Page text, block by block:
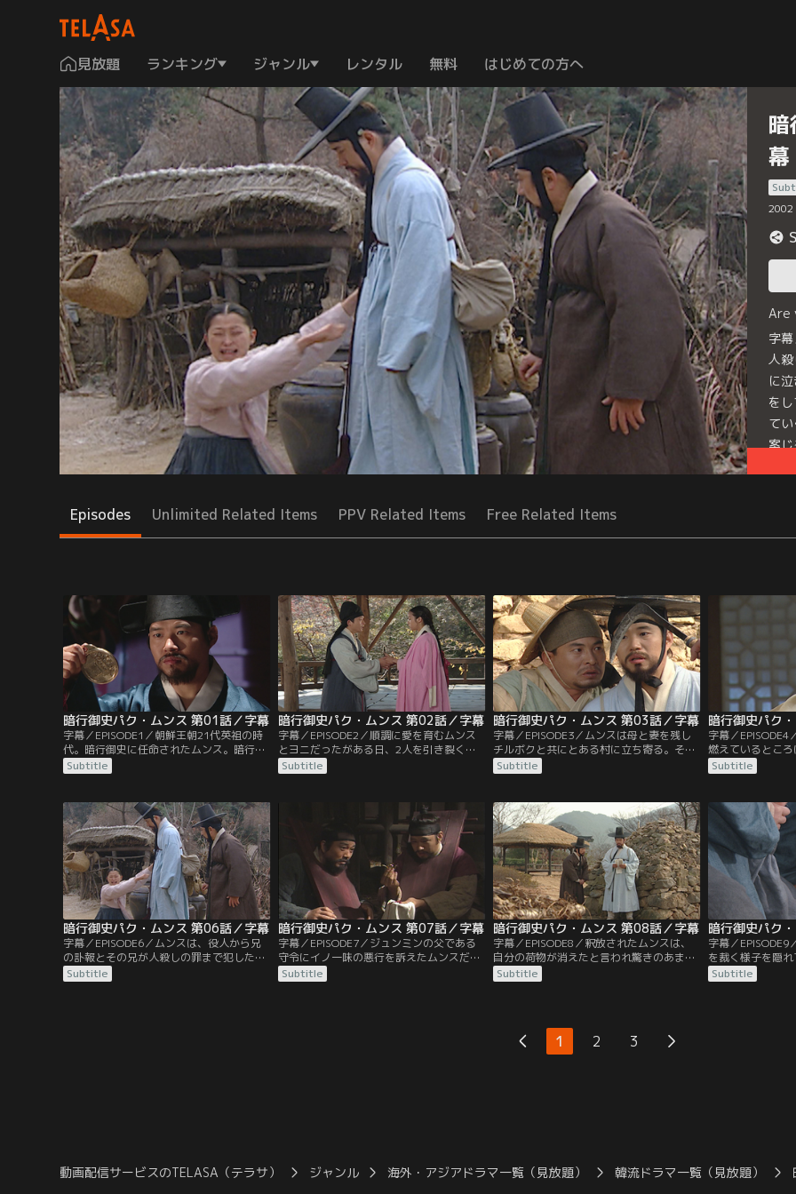
見放題 ランキング ジャンル レンタル 無料 はじめての方へ
幕
2002
Are
字
人
に
を
て
案
Episodes Unlimited Related Items PPV Related Items Free Related Items
暗行御史パク・ムンス 第01話／字幕
字幕／EPISODE1／朝鮮王朝21代英祖の時
代。暗行御史に任命されたムンス。暗行に
出かける日、幼なじみのジュンミンに再会
する。幼かった頃、ジュンミンとミンソと
い出していたムンスは、ひょんなことで出
会ったヨニという少女に恋をしていたこと
を思い出し…。
Subtitle
暗行御史パク・ムンス 第02話／字幕
字幕／EPISODE2／順調に愛を育むムンス
とヨニだったがある日、2人を引き裂く出
来事が…。住んでいた場所を離れることに
なったムンスは、ヨニにある約束をする。
弟の契りを交わすムンス。1年後、ムンス
はおじに連れられ予期せぬある場所を訪れ
Subtitle
暗行御史パク・ムンス 第03話／字幕
字幕／EPISODE3／ムンスは母と妻を残し
チルボクと共にとある村に立ち寄る。そこ
で母と娘の悲鳴を聞いたムンスとチルボク
が隠れて様子を見ていると、ムンスの後ろ
を承ったというイッキョムがムンスを訪ね
て来ると、ムンスはイッキョムと共にある
ことを始める。
Subtitle
暗行御史パク
字幕／
燃えているとこ
ボク。慌てて助
その場に居合わ
ンスは、偶然ミ
訪ねたムンスは
という娘に会い…
Subtitle
暗行御史パク・ムンス 第06話／字幕
字幕／EPISODE6／ムンスは、役人から兄
の訃報とその兄が人殺しの罪まで犯したと
告げられても信じきれないスンブンに泣き
つかれ…。そのころ、ジュンミンはミンソ
Subtitle
暗行御史パク・ムンス 第07話／字幕
字幕／EPISODE7／ジュンミンの父である
守令にイノ一味の悪行を訴えたムンスだ
が、逆にお縄になってしまう。獄中ムンス
は、懐にしまっていた麝香の匂い袋と人参
Subtitle
暗行御史パク・ムンス 第08話／字幕
字幕／EPISODE8／釈放されたムンスは、
自分の荷物が消えたと言われ驚きのあまり
腰を抜かしてしまう。数日後、ムンスのも
とへファリョンが現れ…。また、王命だと
い…。一方、父のもとへ着いたジュンミン
が目にしたものは…。
Subtitle
暗行御史パク
字幕／
を裁く様子を隠
は…。一方、ムン
たミンソは、訪
Subtitle
1 2 3
動画配信サービスのTELASA（テラサ） ジャンル 海外・アジアドラマ一覧（見放題） 韓流ドラマ一覧（見放題）